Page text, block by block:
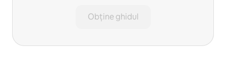
Obține ghidul